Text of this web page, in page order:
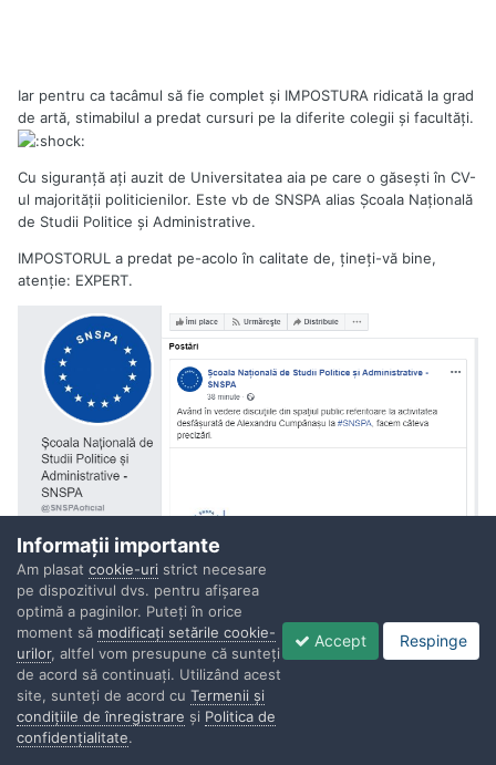
Iar pentru ca tacâmul să fie complet şi IMPOSTURA ridicată la grad
de artă, stimabilul a predat cursuri pe la diferite colegii şi facultăţi.
Cu siguranţă aţi auzit de Universitatea aia pe care o găseşti în CV-
ul majorităţii politicienilor. Este vb de SNSPA alias Școala Națională
de Studii Politice și Administrative.
IMPOSTORUL a predat pe-acolo în calitate de, ţineţi-vă bine,
atenţie: EXPERT.
Citat:
Informaţii importante
Am plasat cookie-uri strict necesare
pe dispozitivul dvs. pentru afişarea
optimă a paginilor. Puteţi în orice
moment să modificaţi setările cookie-
urilor, altfel vom presupune că sunteţi
de acord să continuaţi. Utilizând acest
site, sunteţi de acord cu Termenii şi
condiţiile de înregistrare şi Politica de
confidenţialitate.
Accept Respinge